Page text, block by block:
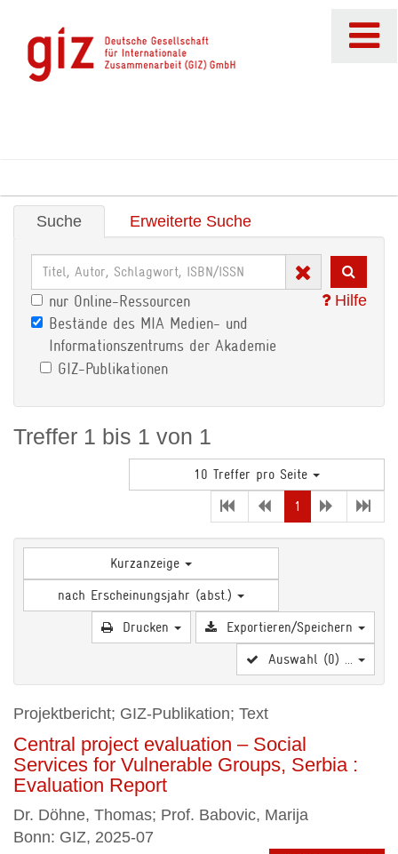
Suche Erweiterte Suche
Hilfe
nur Online-Ressourcen
Bestände des MIA Medien- und
Informationszentrums der Akademie
GIZ-Publikationen
Treffer 1 bis 1 von 1
10 Treffer pro Seite
1
(current)
Kurzanzeige
nach Erscheinungsjahr (abst.)
Drucken
Exportieren/Speichern
Auswahl (0) ...
Projektbericht; GIZ-Publikation; Text
Central project evaluation – Social
Services for Vulnerable Groups, Serbia :
Evaluation Report
Dr. Döhne, Thomas; Prof. Babovic, Marija
Bonn: GIZ, 2025-07